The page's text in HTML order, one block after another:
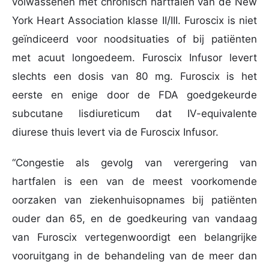
York Heart Association klasse II/III. Furoscix is ​​niet
geïndiceerd voor noodsituaties of bij patiënten
met acuut longoedeem. Furoscix Infusor levert
slechts een dosis van 80 mg. Furoscix is ​​het
eerste en enige door de FDA goedgekeurde
subcutane lisdiureticum dat IV-equivalente
diurese thuis levert via de Furoscix Infusor.
“Congestie als gevolg van verergering van
hartfalen is een van de meest voorkomende
oorzaken van ziekenhuisopnames bij patiënten
ouder dan 65, en de goedkeuring van vandaag
van Furoscix vertegenwoordigt een belangrijke
vooruitgang in de behandeling van de meer dan